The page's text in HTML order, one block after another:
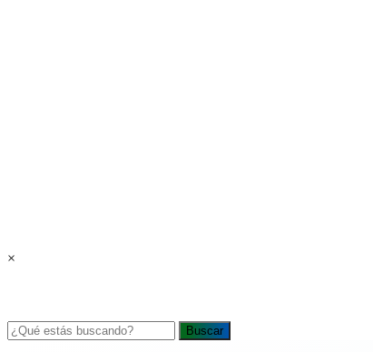
×
Buscar